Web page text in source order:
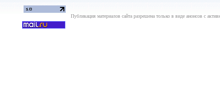
Публикация материалов сайта разрешена только в виде анонсов с